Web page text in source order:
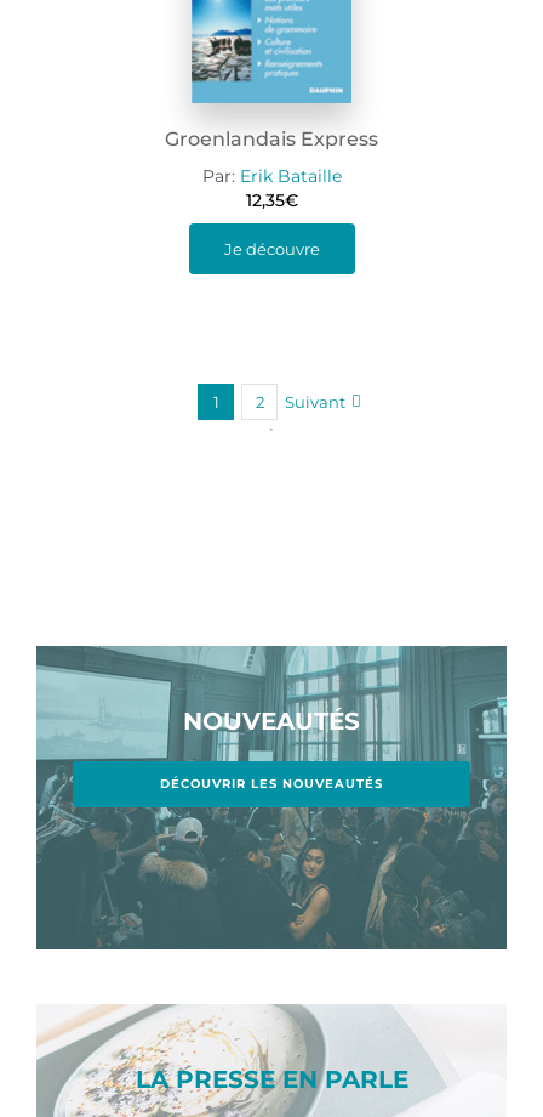
Groenlandais Express
Par: Erik Bataille
12,35€
Je découvre
1 2 Suivant
NOUVEAUTÉS
DÉCOUVRIR LES NOUVEAUTÉS
LA PRESSE EN PARLE